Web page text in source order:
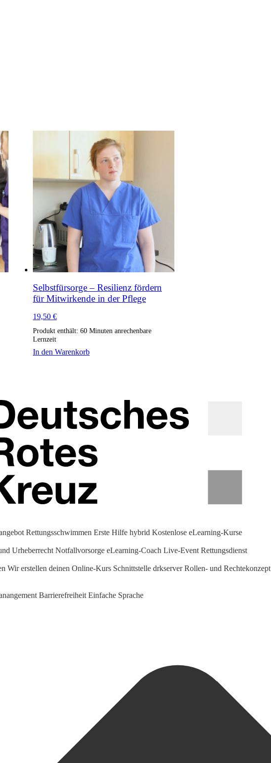
Selbstfürsorge – Resilienz fördern
für Mitwirkende in der Pflege
19,50 €
Produkt enthält: 60 Minuten anrechenbare
Lernzeit
In den Warenkorb
Rettungsschwimmen Erste Hilfe hybrid Kostenlose eLearning-Kurse
Urheberrecht Notfallvorsorge eLearning-Coach Live-Event Rettungsdienst
Wir erstellen deinen Online-Kurs Schnittstelle drkserver Rollen- und Rechtekonzept
Barrierefreiheit Einfache Sprache